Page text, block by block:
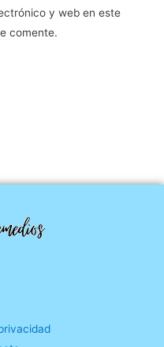
y web en este
comente.